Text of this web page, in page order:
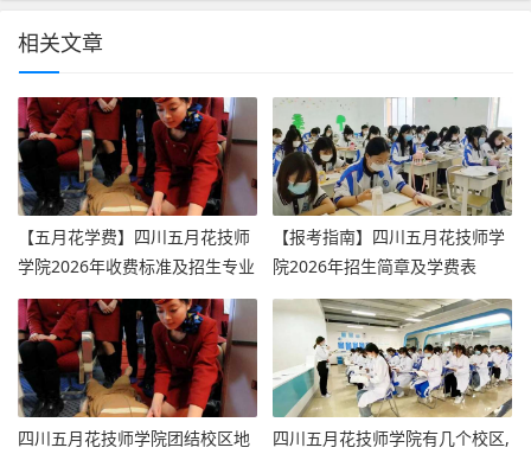
相关文章
【五月花学费】四川五月花技师
学院2026年收费标准及招生专业
【报考指南】四川五月花技师学
院2026年招生简章及学费表
四川五月花技师学院团结校区地
四川五月花技师学院有几个校区,